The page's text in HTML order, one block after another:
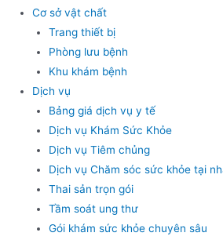
Cơ sở vật chất
Trang thiết bị
Phòng lưu bệnh
Khu khám bệnh
Dịch vụ
Bảng giá dịch vụ y tế
Dịch vụ Khám Sức Khỏe
Dịch vụ Tiêm chủng
Dịch vụ Chăm sóc sức khỏe tại
Thai sản trọn gói
Tầm soát ung thư
Gói khám sức khỏe chuyên sâu